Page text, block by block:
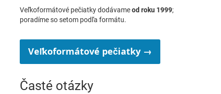
Veľkoformátové pečiatky dodávameod roku 1999;
poradíme so setom podľa formátu.
Veľkoformátové pečiatky →
Časté otázky